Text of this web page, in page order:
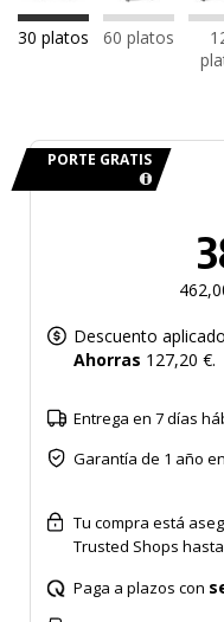
30 platos 60 platos
PORTE GRATIS
Descuento aplicado
Ahorras 127,20 €.
Entrega en 7 días
Garantía de 1 año
Tu compra está
Trusted Shops hasta
Paga a plazos con